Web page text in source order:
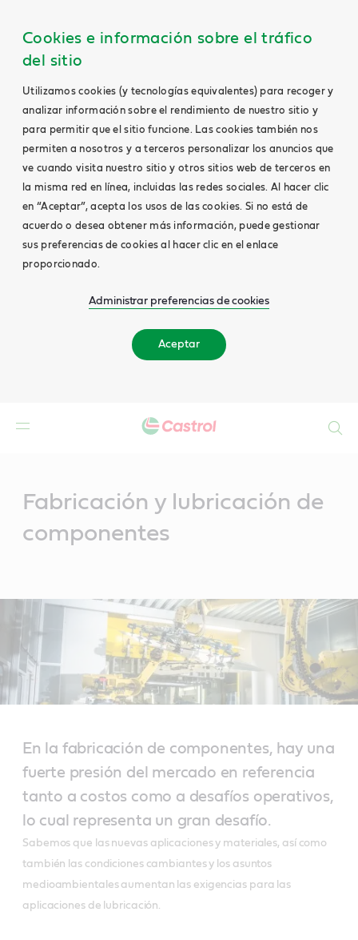
Cookies e información sobre el tráfico
del sitio
Utilizamos cookies (y tecnologías equivalentes) para recoger y
analizar información sobre el rendimiento de nuestro sitio y
para permitir que el sitio funcione. Las cookies también nos
permiten a nosotros y a terceros personalizar los anuncios que
ve cuando visita nuestro sitio y otros sitios web de terceros en
la misma red en línea, incluidas las redes sociales. Al hacer clic
en “Aceptar”, acepta los usos de las cookies. Si no está de
acuerdo o desea obtener más información, puede gestionar
sus preferencias de cookies al hacer clic en el enlace
proporcionado.
Administrar preferencias de cookies
Aceptar
Fabricación y lubricación de
componentes
En la fabricación de componentes, hay una
fuerte presión del mercado en referencia
tanto a costos como a desafíos operativos,
lo cual representa un gran desafío.
Sabemos que las nuevas aplicaciones y materiales, así como
también las condiciones cambiantes y los asuntos
medioambientales aumentan las exigencias para las
aplicaciones de lubricación.